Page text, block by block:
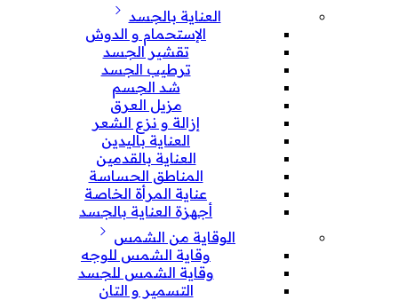
العناية بالجسد
الإستحمام و الدوش
تقشير الجسد
ترطيب الجسد
شد الجسم
مزيل العرق
إزالة و نزع الشعر
العناية باليدين
العناية بالقدمين
المناطق الحساسة
عناية المرأة الخاصة
أجهزة العناية بالجسد
الوقاية من الشمس
وقاية الشمس للوجه
وقاية الشمس للجسد
التسمير و التان